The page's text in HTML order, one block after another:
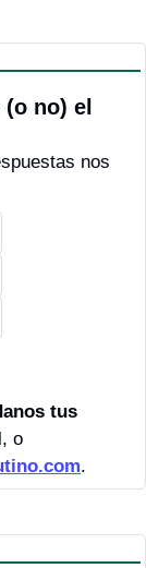
no) el
nos
tus
o
.